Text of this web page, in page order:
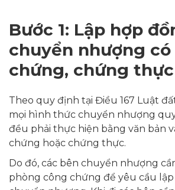
Bước 1: Lập hợp
chuyển nhượng có
chứng, chứng thực
Theo quy định tại Điều 167 Luật
mọi hình thức chuyển nhượng
đều phải thực hiện bằng văn bản
chứng hoặc chứng thực.
Do đó, các bên chuyển nhượng
phòng công chứng để yêu cầu